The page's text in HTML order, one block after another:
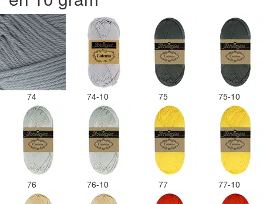
74 74-10 75 75-10
76 76-10 77 77-10